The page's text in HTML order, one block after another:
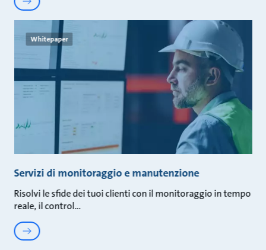
Whitepaper
Servizi di monitoraggio e manutenzione
Risolvi le sfide dei tuoi clienti con il monitoraggio in tempo
reale, il control